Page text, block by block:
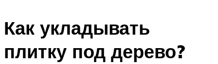
Как укладывать
плитку под дерево?